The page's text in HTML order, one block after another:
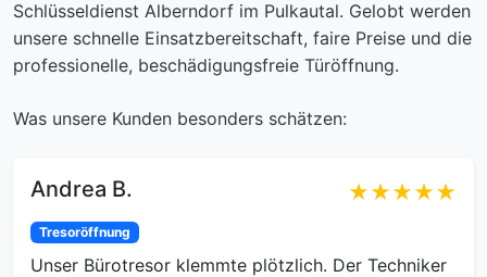
Schlüsseldienst Alberndorf im Pulkautal. Gelobt werden
unsere schnelle Einsatzbereitschaft, faire Preise und die
professionelle, beschädigungsfreie Türöffnung.
Was unsere Kunden besonders schätzen:
Andrea B. ★★★★★
Tresoröffnung
Unser Bürotresor klemmte plötzlich. Der Techniker